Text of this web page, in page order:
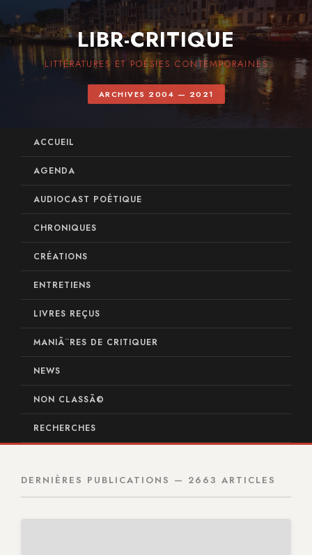
LIBR-CRITIQUE
LITTÉRATURES ET POÉSIES CONTEMPORAINES
ARCHIVES 2004 — 2021
ACCUEIL
AGENDA
AUDIOCAST POÉTIQUE
CHRONIQUES
CRÉATIONS
ENTRETIENS
LIVRES REÇUS
MANIÃ¨RES DE CRITIQUER
NEWS
NON CLASSÃ©
RECHERCHES
DERNIÈRES PUBLICATIONS — 2663 ARTICLES